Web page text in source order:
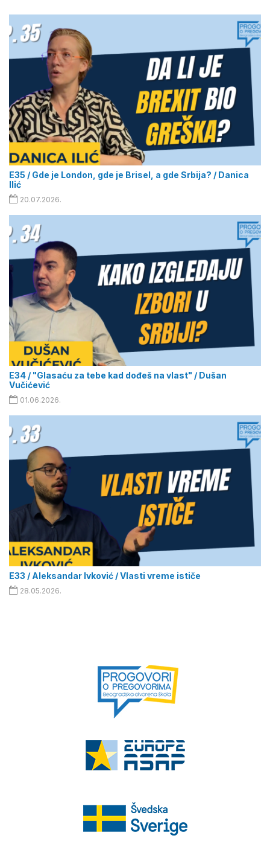
E35 / Gde je London, gde je Brisel, a gde Srbija? / Danica
Ilić
20.07.2026.
E34 / "Glasaću za tebe kad dođeš na vlast" / Dušan
Vučićević
01.06.2026.
E33 / Aleksandar Ivković / Vlasti vreme ističe
28.05.2026.